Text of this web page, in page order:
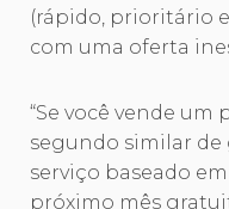
(rápido, prioritário
com uma oferta
“Se você vende
segundo similar de
serviço baseado
próximo mês